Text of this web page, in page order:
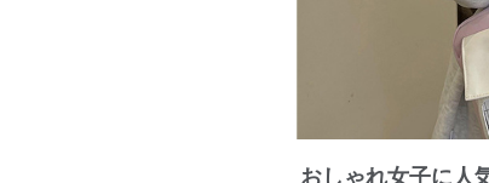
おしゃれ女子に人